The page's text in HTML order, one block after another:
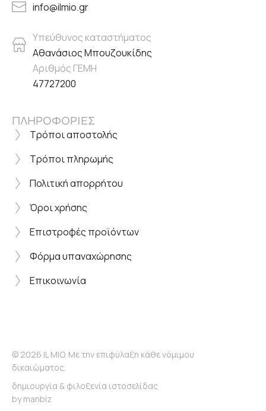
info@ilmio.gr
Υπεύθυνος καταστήματος
Αθανάσιος Μπουζουκίδης
Αριθμός ΓΕΜΗ
47727200
ΠΛΗΡΟΦΟΡΙΕΣ
Τρόποι αποστολής
Τρόποι πληρωμής
Πολιτική απορρήτου
Όροι χρήσης
Επιστροφές προϊόντων
Φόρμα υπαναχώρησης
Επικοινωνία
© 2026 IL MIO. Με την επιφύλαξη κάθε νόμιμου
δικαιώματος.
δημιουργία & φιλοξενία ιστοσελίδας
bymanbiz